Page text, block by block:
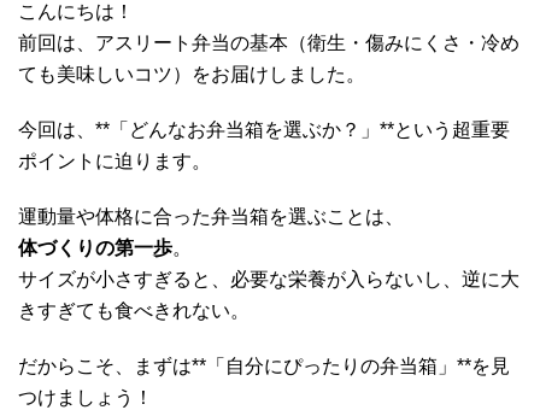
こんにちは！
前回は、アスリート弁当の基本（衛生・傷みにくさ・冷め
ても美味しいコツ）をお届けしました。
今回は、**「どんなお弁当箱を選ぶか？」**という超重要
ポイントに迫ります。
運動量や体格に合った弁当箱を選ぶことは、
体づくりの第一歩。
サイズが小さすぎると、必要な栄養が入らないし、逆に大
きすぎても食べきれない。
だからこそ、まずは**「自分にぴったりの弁当箱」**を見
つけましょう！